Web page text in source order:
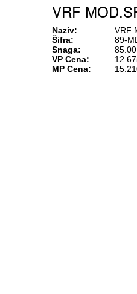
VRF
Naziv:
VRF
Šifra:
89-
Snaga:
VP Cena:
MP Cena: